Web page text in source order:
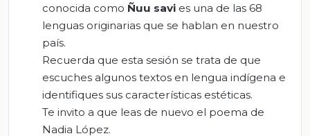
conocida como Ñuu savi es una de las 68
lenguas originarias que se hablan en nuestro
país.
Recuerda que esta sesión se trata de que
escuches algunos textos en lengua indígena e
identifiques sus características estéticas.
Te invito a que leas de nuevo el poema de
Nadia López.